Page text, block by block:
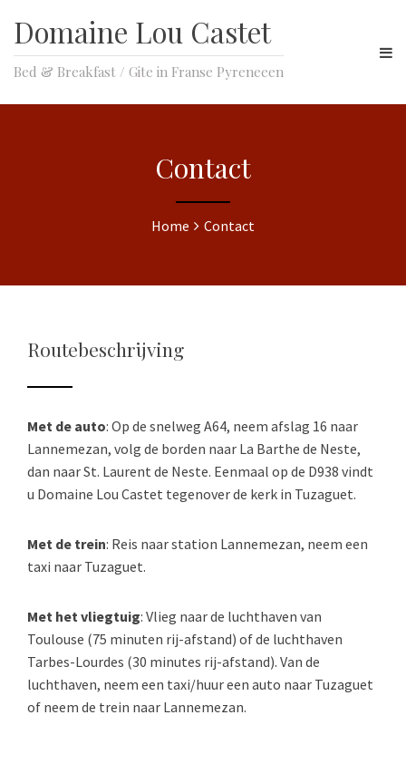
Domaine Lou Castet
Bed & Breakfast / Gite in Franse Pyreneeen
Contact
Home Contact
Routebeschrijving
Met de auto: Op de snelweg A64, neem afslag 16 naar
Lannemezan, volg de borden naar La Barthe de Neste,
dan naar St. Laurent de Neste. Eenmaal op de D938 vindt
u Domaine Lou Castet tegenover de kerk in Tuzaguet.
Met de trein: Reis naar station Lannemezan, neem een
taxi naar Tuzaguet.
Met het vliegtuig: Vlieg naar de luchthaven van
Toulouse (75 minuten rij-afstand) of de luchthaven
Tarbes-Lourdes (30 minutes rij-afstand). Van de
luchthaven, neem een taxi/huur een auto naar Tuzaguet
of neem de trein naar Lannemezan.